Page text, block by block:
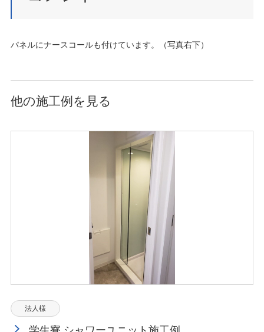
パネルにナースコールも付けています。（写真右下）
他の施工例を見る
法人様